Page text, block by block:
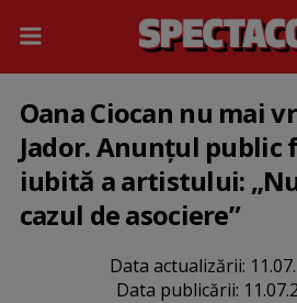
Oana Ciocan nu mai
Jador. Anunțul public
iubită a artistului:
cazul de asociere”
Data actualizării:
Data publicării: